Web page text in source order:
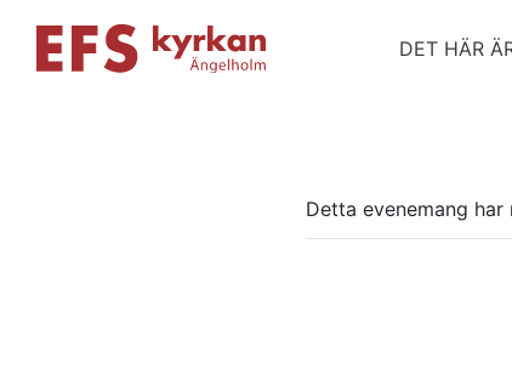
DET HÄR
Detta evenemang har